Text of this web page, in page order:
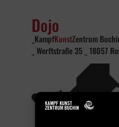
Dojo
_KampfKunstZentrum
_ Werftstraße 35 _ 18057